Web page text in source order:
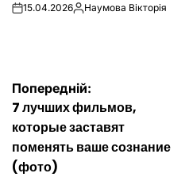
on15.04.2026Опубліковано
Наумова Вікторія
Навігація
записів
Попередній:
7 лучших фильмов,
которые заставят
поменять ваше сознание
(фото)